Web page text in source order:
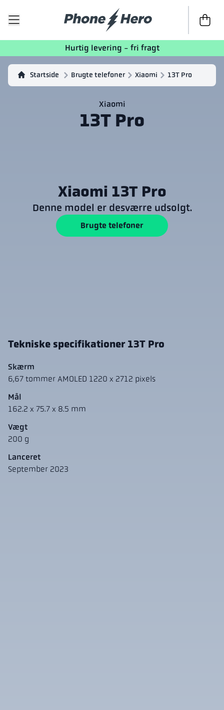
Til
Hurtig levering - fri fragt
Startside Brugte telefoner Xiaomi 13T Pro
Xiaomi
13T Pro
Tekniske specifikationer 13T Pro
Skærm
6,67 tommer AMOLED 1220 x 2712 pixels
Mål
162.2 x 75.7 x 8.5 mm
Vægt
200 g
Lanceret
September 2023
Xiaomi 13T Pro
Denne model er desværre udsolgt.
Brugte telefoner